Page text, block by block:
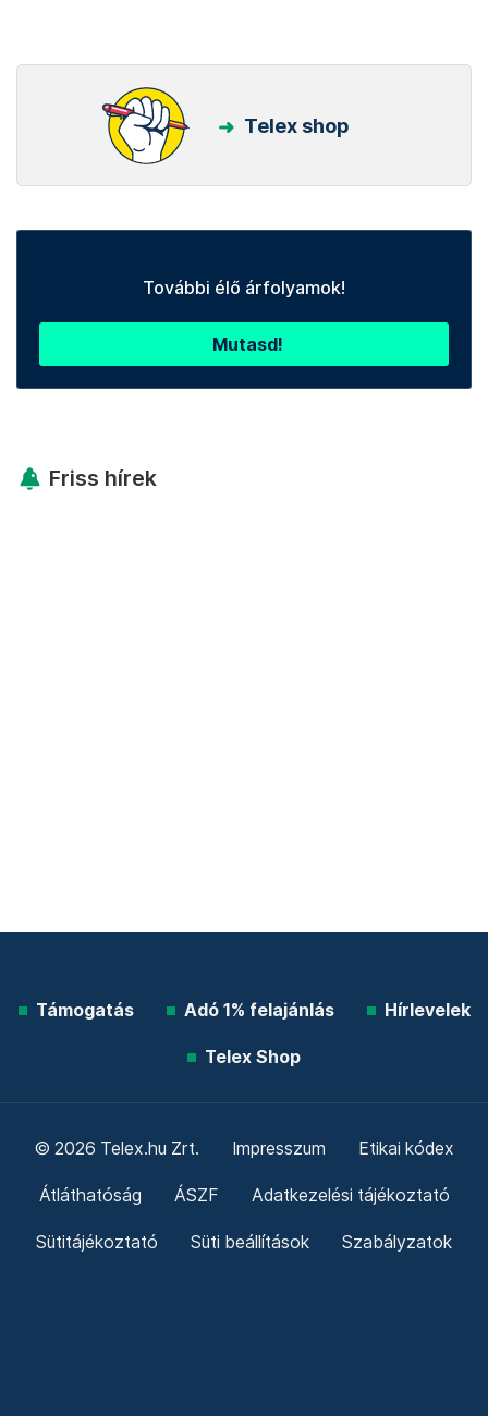
Telex shop
További élő árfolyamok!
Mutasd!
Friss hírek
Támogatás Adó 1% felajánlás Hírlevelek
Telex Shop
© 2026 Telex.hu Zrt. Impresszum Etikai kódex
Átláthatóság ÁSZF Adatkezelési tájékoztató
Sütitájékoztató Süti beállítások Szabályzatok